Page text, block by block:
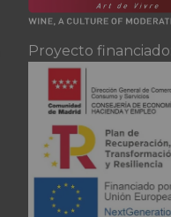
Proyecto financiado: